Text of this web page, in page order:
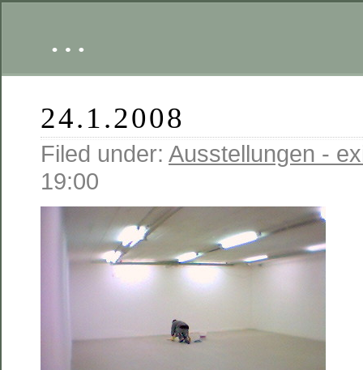
…
24.1.2008
Filed under: Ausstellungen -
19:00